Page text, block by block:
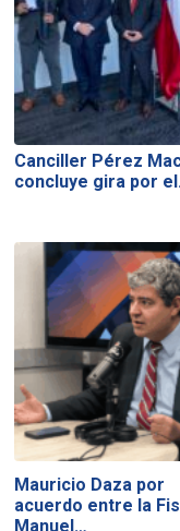
Canciller Pérez
concluye gira por
Mauricio Daza por
acuerdo entre la
Manuel…